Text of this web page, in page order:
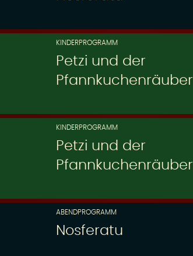
KINDERPROGRAMM
Petzi und der
Pfannkuchenräuber
KINDERPROGRAMM
Petzi und der
Pfannkuchenräuber
ABENDPROGRAMM
Nosferatu